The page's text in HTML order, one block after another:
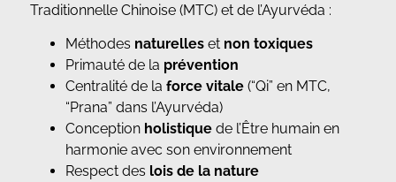
Traditionnelle Chinoise (MTC) et de l’Ayurvéda :
Méthodes naturelles et non toxiques
Primauté de la prévention
Centralité de la force vitale (“Qi” en MTC,
“Prana” dans l’Ayurvéda)
Conception holistique de l’Être humain en
harmonie avec son environnement
Respect des lois de la nature